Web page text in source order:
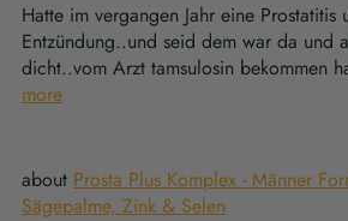
Hatte im vergangen Jahr eine Prostatitis
Entzündung..und seid dem war da und
dicht..vom Arzt tamsulosin bekommen
more
Prosta Plus Komplex - Männer
Sägepalme, Zink & Selen